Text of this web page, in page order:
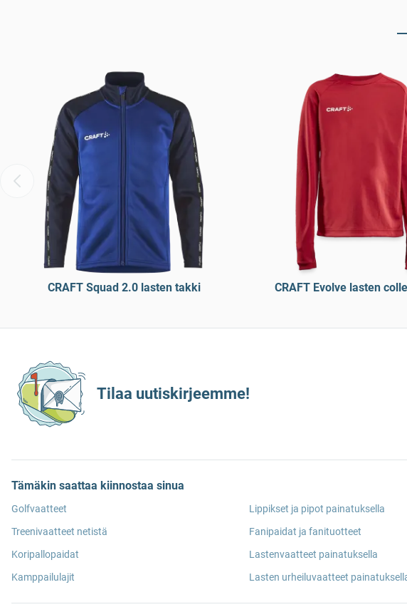
CRAFT Squad 2.0 lasten takki CRAFT Evolve lasten
Tilaa uutiskirjeemme!
Tämäkin saattaa kiinnostaa sinua
Golfvaatteet
Treenivaatteet netistä
Koripallopaidat
Kamppailulajit
Lippikset ja pipot painatuksella
Fanipaidat ja fanituotteet
Lastenvaatteet painatuksella
Lasten urheiluvaatteet